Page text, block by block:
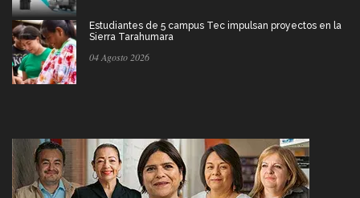
Estudiantes de 5 campus Tec impulsan proyectos en la
Sierra Tarahumara
04 Agosto 2026